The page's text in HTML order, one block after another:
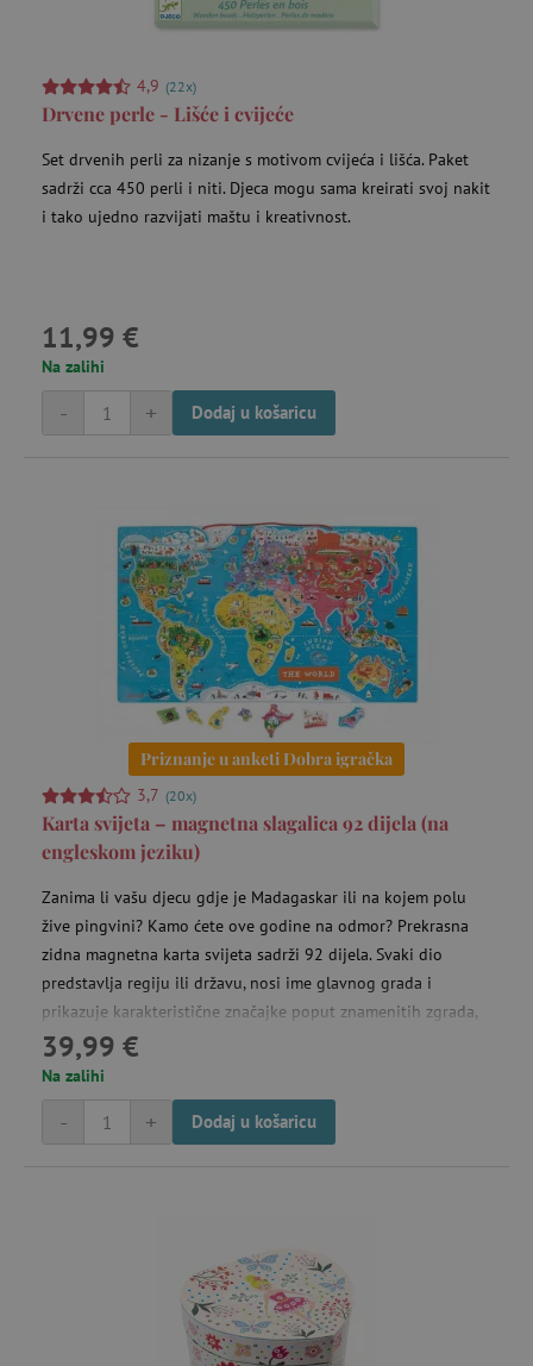
4,9 (22x)
Drvene perle - Lišće i cvijeće
Set drvenih perli za nizanje s motivom cvijeća i lišća. Paket
sadrži cca 450 perli i niti. Djeca mogu sama kreirati svoj nakit
i tako ujedno razvijati maštu i kreativnost.
11,99 €
Na zalihi
+
- Dodaj u košaricu
Priznanje u anketi Dobra igračka
3,7 (20x)
Karta svijeta – magnetna slagalica 92 dijela (na
engleskom jeziku)
Zanima li vašu djecu gdje je Madagaskar ili na kojem polu
žive pingvini? Kamo ćete ove godine na odmor? Prekrasna
zidna magnetna karta svijeta sadrži 92 dijela. Svaki dio
predstavlja regiju ili državu, nosi ime glavnog grada i
prikazuje karakteristične značajke poput znamenitih zgrada,
spomenika, životinja i biljaka određenog područja.
Zahvaljujući brojnim detaljima, djeca će učiti geografiju na
zabavan način. Karta je na engleskom jeziku.
39,99 €
Na zalihi
+
- Dodaj u košaricu